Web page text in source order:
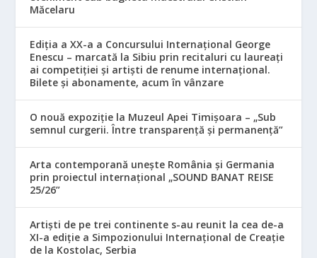
Măcelaru
Ediția a XX-a a Concursului Internațional George
Enescu – marcată la Sibiu prin recitaluri cu laureați
ai competiției și artiști de renume internațional.
Bilete și abonamente, acum în vânzare
O nouă expoziție la Muzeul Apei Timișoara – „Sub
semnul curgerii. Între transparență și permanență”
Arta contemporană unește România și Germania
prin proiectul internațional „SOUND BANAT REISE
25/26”
Artiști de pe trei continente s-au reunit la cea de-a
XI-a ediție a Simpozionului Internațional de Creație
de la Kostolac, Serbia